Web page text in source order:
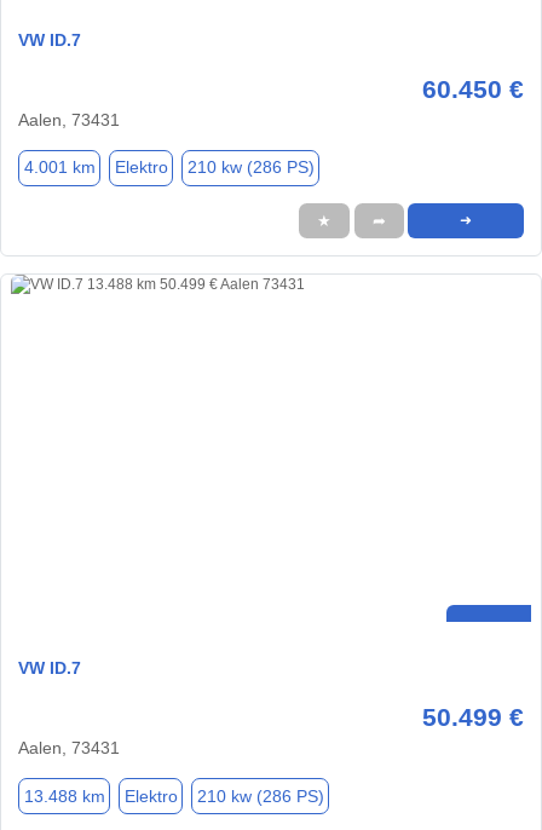
VW ID.7
60.450 €
Aalen, 73431
4.001 km Elektro 210 kw (286 PS)
★ ➦ ➜
VW ID.7
50.499 €
Aalen, 73431
13.488 km Elektro 210 kw (286 PS)